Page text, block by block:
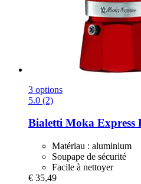
3 options
5.0 (2)
Bialetti Moka Express
Matériau : aluminium
Soupape de sécurité
Facile à nettoyer
€ 35,49